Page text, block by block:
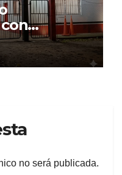
no será publicada.